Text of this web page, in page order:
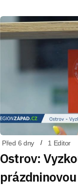
Před 6 dny 1 Editor
Ostrov: